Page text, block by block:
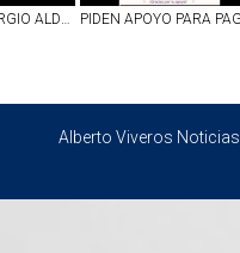
SE BUSCA A SERGIO ALDAIR LÓPEZ GARCÍA DE 16 AÑOS, DESAPARECIDO EN JALISCO
Alberto Viveros Noticias